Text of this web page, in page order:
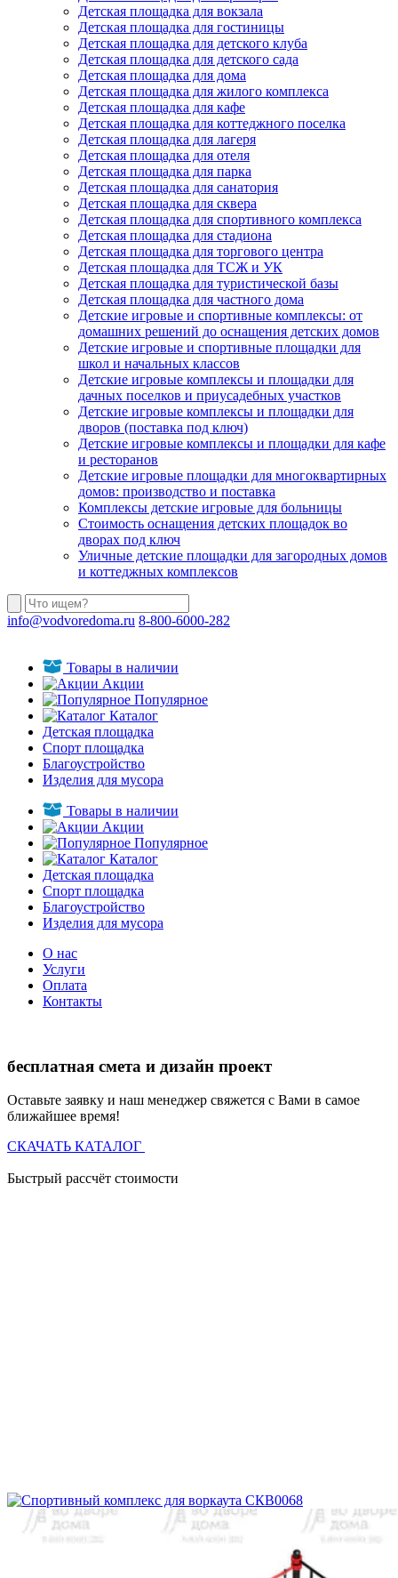
Детская площадка для вокзала
Детская площадка для гостиницы
Детская площадка для детского клуба
Детская площадка для детского сада
Детская площадка для дома
Детская площадка для жилого комплекса
Детская площадка для кафе
Детская площадка для коттеджного поселка
Детская площадка для лагеря
Детская площадка для отеля
Детская площадка для парка
Детская площадка для санатория
Детская площадка для сквера
Детская площадка для спортивного комплекса
Детская площадка для стадиона
Детская площадка для торгового центра
Детская площадка для ТСЖ и УК
Детская площадка для туристической базы
Детская площадка для частного дома
Детские игровые и спортивные комплексы: от
домашних решений до оснащения детских домов
Детские игровые и спортивные площадки для
школ и начальных классов
Детские игровые комплексы и площадки для
дачных поселков и приусадебных участков
Детские игровые комплексы и площадки для
дворов (поставка под ключ)
Детские игровые комплексы и площадки для кафе
и ресторанов
Детские игровые площадки для многоквартирных
домов: производство и поставка
Комплексы детские игровые для больницы
Стоимость оснащения детских площадок во
дворах под ключ
Уличные детские площадки для загородных домов
и коттеджных комплексов
info@vodvoredoma.ru 8-800-6000-282
Товары в наличии
Акции
Популярное
Каталог
Детская площадка
Спорт площадка
Благоустройство
Изделия для мусора
Товары в наличии
Акции
Популярное
Каталог
Детская площадка
Спорт площадка
Благоустройство
Изделия для мусора
О нас
Услуги
Оплата
Контакты
бесплатная смета и дизайн проект
Оставьте заявку и наш менеджер свяжется с Вами в самое
ближайшее время!
СКАЧАТЬ КАТАЛОГ
Быстрый рассчёт стоимости